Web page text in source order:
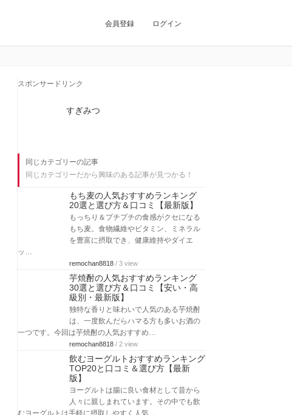
会員登録 ログイン
スポンサードリンク
すぎみつ
同じカテゴリーの記事
同じカテゴリーだから興味のある記事が見つかる！
もち麦の人気おすすめランキング
20選と選び方＆口コミ【最新版】
もっちり＆プチプチの食感がクセになる
もち麦。食物繊維やビタミン、ミネラル
を豊富に摂取でき、健康維持やダイエ
ッ…
remochan8818 / 3 view
芋焼酎の人気おすすめランキング
30選と選び方＆口コミ【安い・高
級別・最新版】
独特な香りと味わいで人気のある芋焼酎
は、一度飲んだらハマる方も多いお酒の
一つです。今回は芋焼酎の人気おすすめ…
remochan8818 / 2 view
飲むヨーグルトおすすめランキング
TOP20と口コミ＆選び方【最新
版】
ヨーグルトは腸に良い食材として昔から
人々に親しまれています。その中でも飲
むヨーグルトは手軽に摂取しやすく人気…